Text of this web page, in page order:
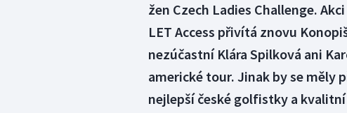
žen Czech Ladies Challenge.
LET Access přivítá znovu
nezúčastní Klára Spilková ani
americké tour. Jinak by se měly
nejlepší české golfistky a